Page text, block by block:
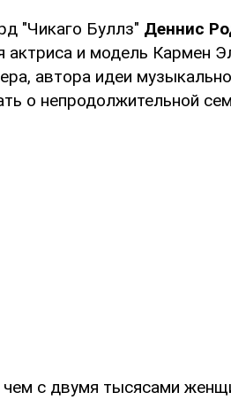
"Чикаго Буллз" Деннис
актриса и модель Кармен
автора идеи
о непродолжительной
с двумя тысясами